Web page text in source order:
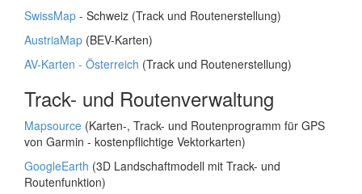
SwissMap - Schweiz (Track und Routenerstellung)
AustriaMap (BEV-Karten)
AV-Karten - Österreich (Track und Routenerstellung)
Track- und Routenverwaltung
Mapsource (Karten-, Track- und Routenprogramm für GPS
von Garmin - kostenpflichtige Vektorkarten)
GoogleEarth (3D Landschaftmodell mit Track- und
Routenfunktion)